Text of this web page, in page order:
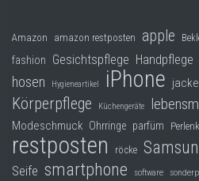
Amazon amazon restposten apple
fashion Gesichtspflege Handpflege
hosen Hygieneartikel iPhone
Körperpflege Küchengeräte
Modeschmuck Ohrringe parfüm
restposten röcke
Seife smartphone software